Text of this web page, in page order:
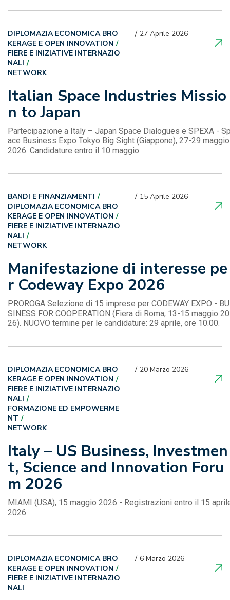
Italian Space Industries Missio
n to Japan
27 Aprile 2026
DIPLOMAZIA ECONOMICA BRO
KERAGE E OPEN INNOVATION
FIERE E INIZIATIVE INTERNAZIO
NALI
NETWORK
Partecipazione a Italy – Japan Space Dialogues e SPEXA -
ace Business Expo Tokyo Big Sight (Giappone), 27-29 maggio
2026. Candidature entro il 10 maggio
Manifestazione di interesse pe
r Codeway Expo 2026
15 Aprile 2026
BANDI E FINANZIAMENTI
DIPLOMAZIA ECONOMICA BRO
KERAGE E OPEN INNOVATION
FIERE E INIZIATIVE INTERNAZIO
NALI
NETWORK
PROROGA Selezione di 15 imprese per CODEWAY EXPO - BU
SINESS FOR COOPERATION (Fiera di Roma, 13-15 maggio 20
26). NUOVO termine per le candidature: 29 aprile, ore 10.00.
Italy – US Business, Investmen
t, Science and Innovation Foru
m 2026
20 Marzo 2026
DIPLOMAZIA ECONOMICA BRO
KERAGE E OPEN INNOVATION
FIERE E INIZIATIVE INTERNAZIO
NALI
FORMAZIONE ED EMPOWERME
NT
NETWORK
MIAMI (USA), 15 maggio 2026 - Registrazioni entro il 15
2026
6 Marzo 2026
DIPLOMAZIA ECONOMICA BRO
KERAGE E OPEN INNOVATION
FIERE E INIZIATIVE INTERNAZIO
NALI